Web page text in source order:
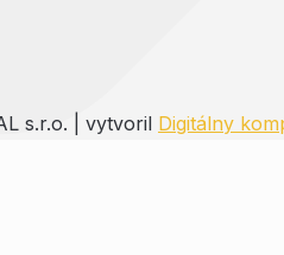
s.r.o. | vytvoril Digitálny